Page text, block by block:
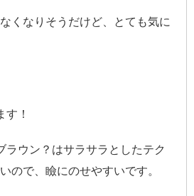
くなりそうだけど、とても気に
！
ラウン？はサラサラとしたテク
ので、瞼にのせやすいです。